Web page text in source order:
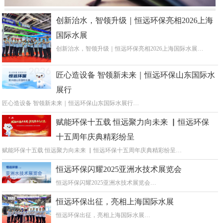
创新治水，智领升级｜恒远环保亮相2026上海
国际水展
创新治水，智领升级｜恒远环保亮相2026上海国际水展…
匠心造设备 智领新未来｜恒远环保山东国际水
展行
匠心造设备 智领新未来｜恒远环保山东国际水展行…
赋能环保十五载 恒远聚力向未来 ▏恒远环保
十五周年庆典精彩纷呈
赋能环保十五载 恒远聚力向未来 ▏恒远环保十五周年庆典精彩纷呈…
恒远环保闪耀2025亚洲水技术展览会
恒远环保闪耀2025亚洲水技术展览会…
恒远环保出征，亮相上海国际水展
恒远环保出征，亮相上海国际水展…